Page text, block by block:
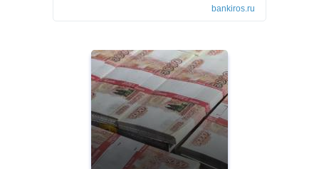
bankiros.ru